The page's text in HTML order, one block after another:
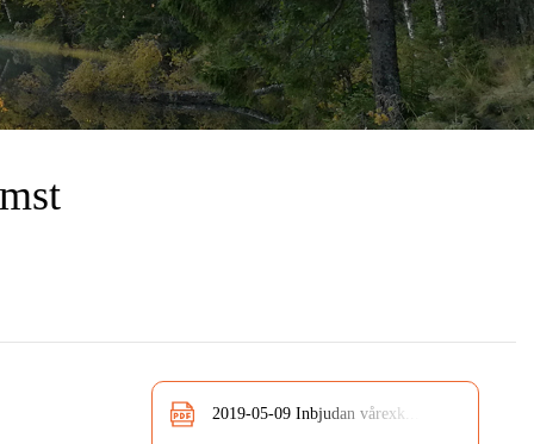
2019-05-09 Inbjudan vårexk...